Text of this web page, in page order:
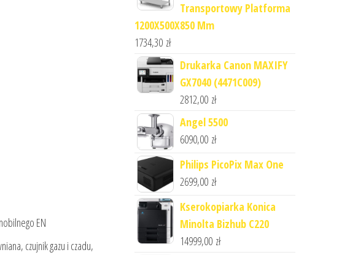
EN
czujnik gazu i czadu,
Transportowy Platforma
1200X500X850 Mm
1734,30 zł
Drukarka Canon MAXIFY
GX7040 (4471C009)
2812,00 zł
Angel 5500
6090,00 zł
Philips PicoPix Max One
2699,00 zł
Kserokopiarka Konica
Minolta Bizhub C220
14999,00 zł